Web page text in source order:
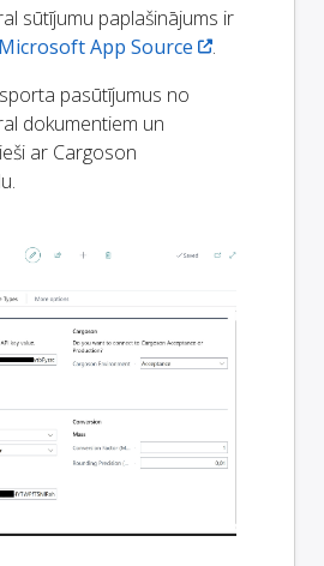
sūtījumu paplašinājums ir
Microsoft App Source
.
pasūtījumus no
dokumentiem un
ar Cargoson